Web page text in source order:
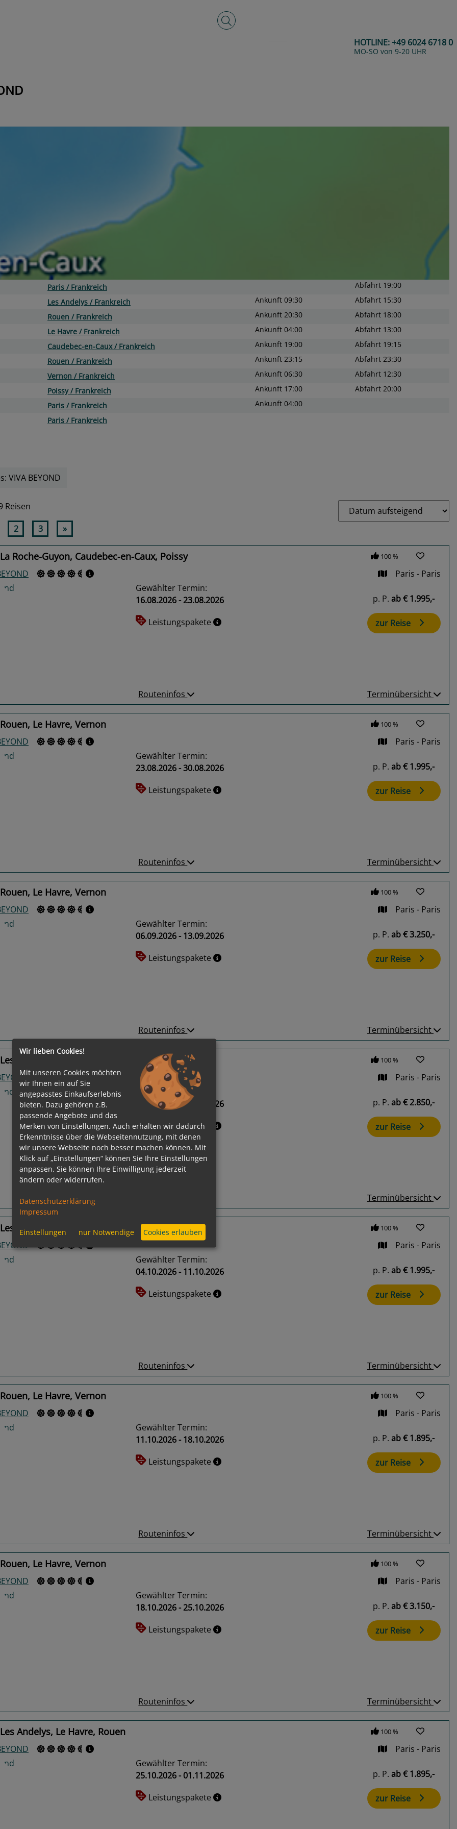
Volltextsuche
HOTLINE:+49 6024 6718 0
MO-SO von 9-20 UHR
Paris / Frankreich Abfahrt 19:00
Les Andelys / Frankreich Ankunft 09:30 Abfahrt 15:30
Rouen / Frankreich Ankunft 20:30 Abfahrt 18:00
Le Havre / Frankreich Ankunft 04:00 Abfahrt 13:00
Caudebec-en-Caux / Frankreich Ankunft 19:00 Abfahrt 19:15
Rouen / Frankreich Ankunft 23:15 Abfahrt 23:30
Vernon / Frankreich Ankunft 06:30 Abfahrt 12:30
Poissy / Frankreich Ankunft 17:00 Abfahrt 20:00
Paris / Frankreich Ankunft 04:00
Paris / Frankreich
VIVA BEYOND
Reisen
2 3 »
Roche-Guyon, Caudebec-en-Caux, Poissy 100 %
Paris - Paris
Gewählter Termin:
16.08.2026 - 23.08.2026
Leistungspakete
p. P. ab€ 1.995,-
zur Reise
Routeninfos Terminübersicht
Le Havre, Vernon 100 %
Paris - Paris
Gewählter Termin:
23.08.2026 - 30.08.2026
Leistungspakete
p. P. ab€ 1.995,-
zur Reise
Routeninfos Terminübersicht
Le Havre, Vernon 100 %
Paris - Paris
Gewählter Termin:
06.09.2026 - 13.09.2026
Leistungspakete
p. P. ab€ 3.250,-
zur Reise
Routeninfos Terminübersicht
Andelys, Le Havre, Rouen 100 %
Paris - Paris
Next
Gewählter Termin:
27.09.2026 - 04.10.2026
Leistungspakete
p. P. ab€ 2.850,-
zur Reise
Terminübersicht
Andelys, Le Havre, Rouen 100 %
Paris - Paris
Gewählter Termin:
04.10.2026 - 11.10.2026
Leistungspakete
p. P. ab€ 1.995,-
zur Reise
Routeninfos Terminübersicht
Le Havre, Vernon 100 %
Paris - Paris
Gewählter Termin:
11.10.2026 - 18.10.2026
Leistungspakete
p. P. ab€ 1.895,-
zur Reise
Routeninfos Terminübersicht
Le Havre, Vernon 100 %
Paris - Paris
Gewählter Termin:
18.10.2026 - 25.10.2026
Leistungspakete
p. P. ab€ 3.150,-
zur Reise
Routeninfos Terminübersicht
Andelys, Le Havre, Rouen 100 %
Paris - Paris
Gewählter Termin:
25.10.2026 - 01.11.2026
Leistungspakete
p. P. ab€ 1.895,-
zur Reise
Wir lieben Cookies!
Mit unseren Cookies möchten
wir Ihnen ein auf Sie
angepasstes Einkaufserlebnis
bieten. Dazu gehören z.B.
passende Angebote und das
Merken von Einstellungen. Auch erhalten wir dadurch
Erkenntnisse über die Webseitennutzung, mit denen
wir unsere Webseite noch besser machen können. Mit
Klick auf „Einstellungen“ können Sie Ihre Einstellungen
anpassen. Sie können Ihre Einwilligung jederzeit
ändern oder widerrufen.
Datenschutzerklärung
Impressum
Einstellungen nur Notwendige Cookies erlauben